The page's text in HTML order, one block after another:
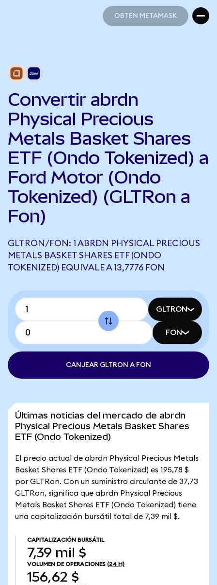
OBTÉN METAMASK
Convertir abrdn
Physical Precious
Metals Basket Shares
ETF (Ondo Tokenized) a
Ford Motor (Ondo
Tokenized) (GLTRon a
Fon)
GLTRON/FON: 1 ABRDN PHYSICAL PRECIOUS
METALS BASKET SHARES ETF (ONDO
TOKENIZED) EQUIVALE A 13,7776 FON
GLTRON
FON
CANJEAR GLTRON A FON
Últimas noticias del mercado de abrdn
Physical Precious Metals Basket Shares
ETF (Ondo Tokenized)
El precio actual de abrdn Physical Precious Metals
Basket Shares ETF (Ondo Tokenized) es 195,78 $
por GLTRon. Con un suministro circulante de 37,73
GLTRon, significa que abrdn Physical Precious
Metals Basket Shares ETF (Ondo Tokenized) tiene
una capitalización bursátil total de 7,39 mil $.
CAPITALIZACIÓN BURSÁTIL
7,39 mil $
VOLUMEN DE OPERACIONES (24 H)
156,62 $